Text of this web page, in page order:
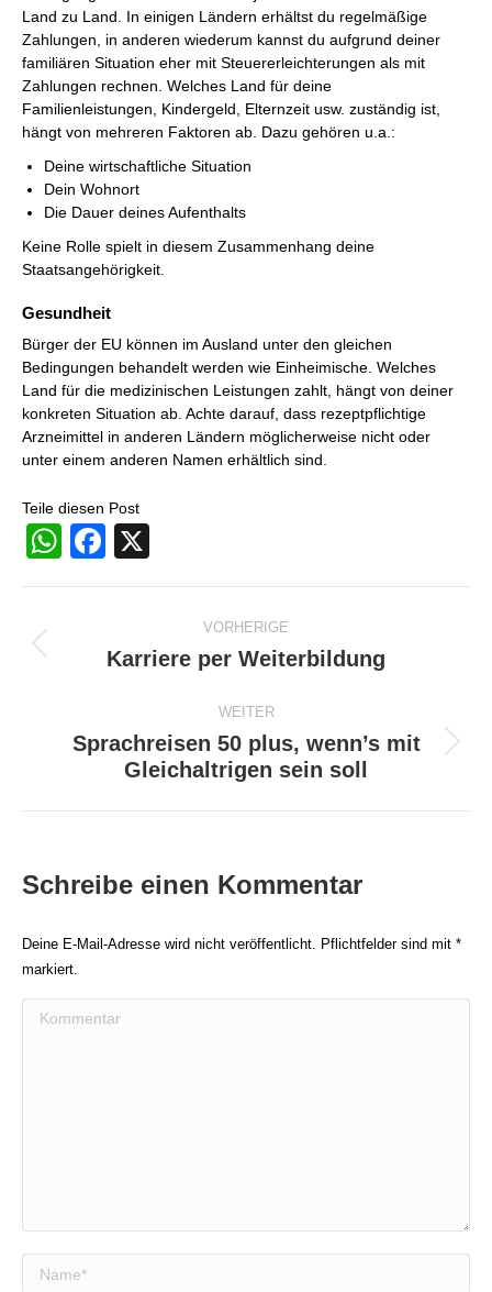
Land zu Land. In einigen Ländern erhältst du regelmäßige
Zahlungen, in anderen wiederum kannst du aufgrund deiner
familiären Situation eher mit Steuererleichterungen als mit
Zahlungen rechnen. Welches Land für deine
Familienleistungen, Kindergeld, Elternzeit usw. zuständig ist,
hängt von mehreren Faktoren ab. Dazu gehören u.a.:
Deine wirtschaftliche Situation
Dein Wohnort
Die Dauer deines Aufenthalts
Keine Rolle spielt in diesem Zusammenhang deine
Staatsangehörigkeit.
Gesundheit
Bürger der EU können im Ausland unter den gleichen
Bedingungen behandelt werden wie Einheimische. Welches
Land für die medizinischen Leistungen zahlt, hängt von deiner
konkreten Situation ab. Achte darauf, dass rezeptpflichtige
Arzneimittel in anderen Ländern möglicherweise nicht oder
unter einem anderen Namen erhältlich sind.
Teile diesen Post
WhatsApp
Facebook
VORHERIGE
Vorheriger
Karriere per Weiterbildung
WEITER
Nächster
Beitrag:
Sprachreisen 50 plus, wenn’s mit
Gleichaltrigen sein soll
Schreibe einen Kommentar
Deine E-Mail-Adresse wird nicht veröffentlicht. Pflichtfelder sind mit *
markiert.
Kommentar
Name *